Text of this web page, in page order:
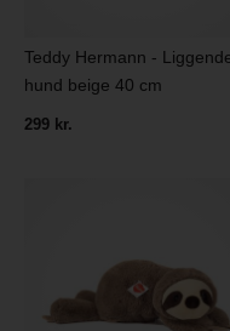
Teddy Hermann -
hund beige 40 cm
299 kr.